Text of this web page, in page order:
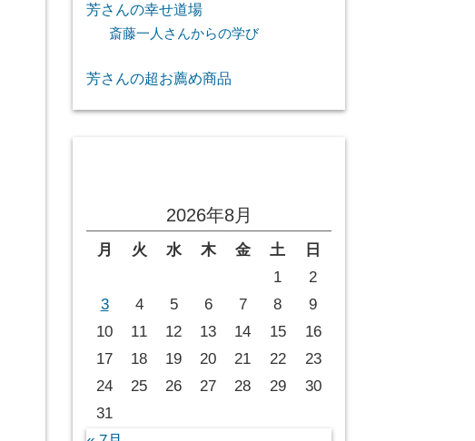
芳さんの幸せ道場
斎藤一人さんからの学び
芳さんの超お薦め商品
2026年8月
月 火 水 木 金 土
日
1
2
3
4 5 6 7 8
9
10
11 12 13 14 15
16
17
18 19 20 21 22
23
24
25 26 27 28 29
30
31